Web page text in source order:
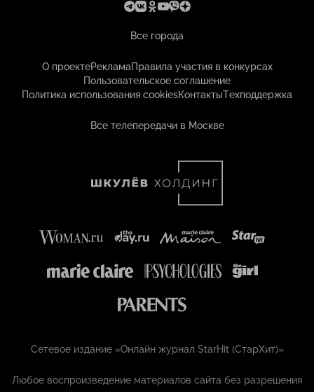
Все города
О проектеРекламаПравила участия в конкурсах
Пользовательское соглашение
Политика использования cookiesКонтактыТехподдержка
Все телепередачи в Москве
Сетевое издание «Онлайн журнал StarHit (СтарХит)»
Любое воспроизведение материалов сайта без разрешения